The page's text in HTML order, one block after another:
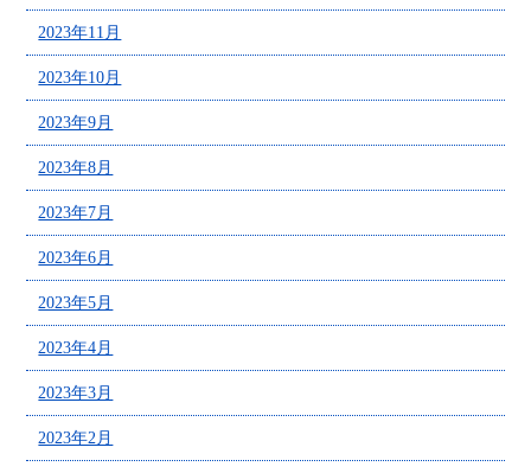
2023年11月
2023年10月
2023年9月
2023年8月
2023年7月
2023年6月
2023年5月
2023年4月
2023年3月
2023年2月